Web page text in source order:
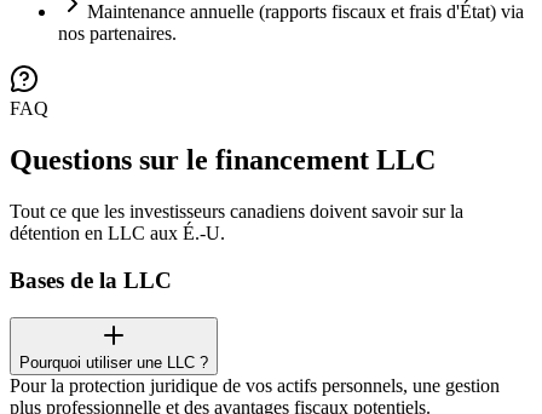
Maintenance annuelle (rapports fiscaux et frais d'État) via
nos partenaires.
FAQ
Questions sur le financement LLC
Tout ce que les investisseurs canadiens doivent savoir sur la
détention en LLC aux É.-U.
Bases de la LLC
Pourquoi utiliser une LLC ?
Pour la protection juridique de vos actifs personnels, une gestion
plus professionnelle et des avantages fiscaux potentiels.